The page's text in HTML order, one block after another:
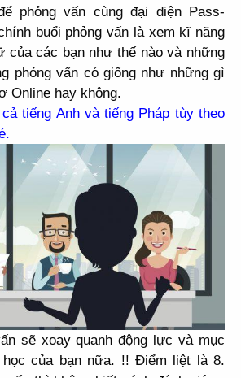
phỏng vấn cùng đại diện Pass-
buổi phỏng vấn là xem kĩ năng
của các bạn như thế nào và những
phỏng vấn có giống như những gì
Online hay không.
tiếng Anh và tiếng Pháp tùy theo
sẽ xoay quanh động lực và mục
của bạn nữa. !! Điểm liệt là 8.